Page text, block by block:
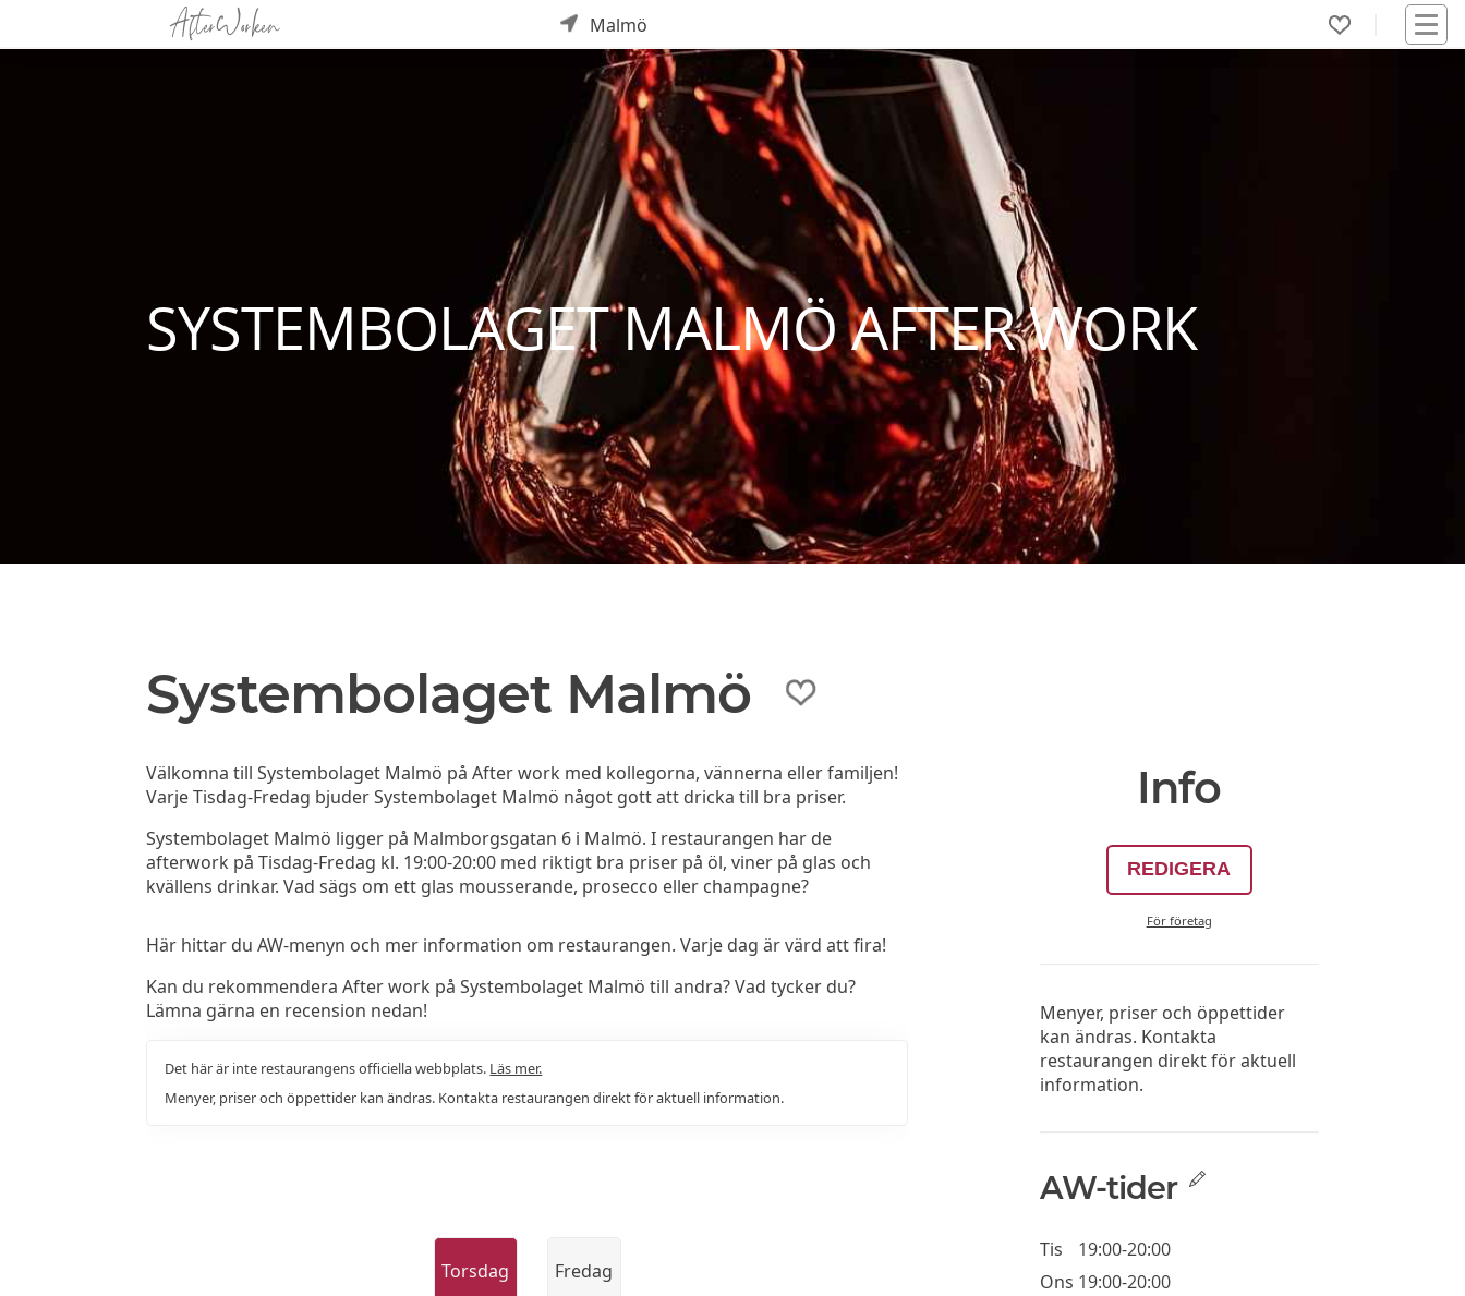
Malmö
SYSTEMBOLAGET MALMÖ AFTER WORK
Systembolaget Malmö
Välkomna till Systembolaget Malmö på After work med kollegorna, vännerna eller familjen!
Varje Tisdag-Fredag bjuder Systembolaget Malmö något gott att dricka till bra priser.
Systembolaget Malmö ligger på Malmborgsgatan 6 i Malmö. I restaurangen har de
afterwork på Tisdag-Fredag kl. 19:00-20:00 med riktigt bra priser på öl, viner på glas och
kvällens drinkar. Vad sägs om ett glas mousserande, prosecco eller champagne?
Här hittar du AW-menyn och mer information om restaurangen. Varje dag är värd att fira!
Kan du rekommendera After work på Systembolaget Malmö till andra? Vad tycker du?
Lämna gärna en recension nedan!
Det här är inte restaurangens officiella webbplats. Läs mer.
Menyer, priser och öppettider kan ändras. Kontakta restaurangen direkt för aktuell information.
Torsdag Fredag
Info
REDIGERA
För företag
Menyer, priser och öppettider
kan ändras. Kontakta
restaurangen direkt för aktuell
information.
AW-tider
Tis
19:00-20:00
Ons 19:00-20:00